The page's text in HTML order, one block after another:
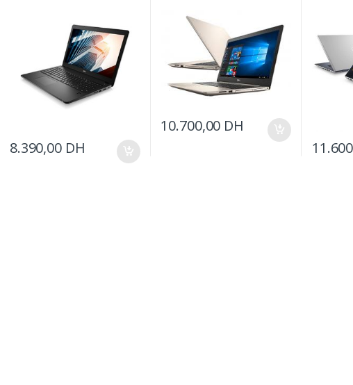
8.390,00 DH
10.700,00 DH